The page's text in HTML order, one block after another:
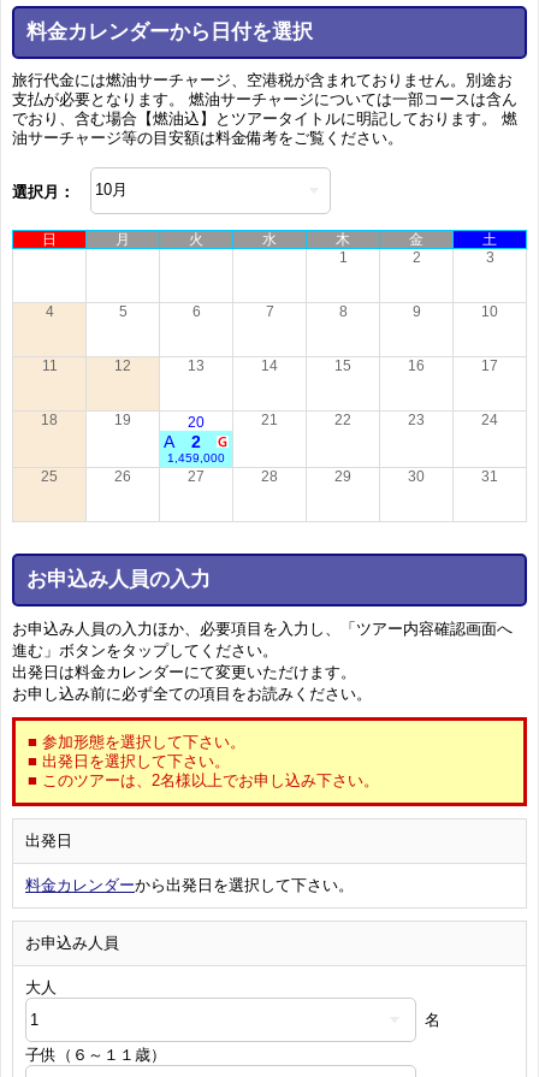
料金カレンダーから日付を選択
旅行代金には燃油サーチャージ、空港税が含まれておりません。別途お
支払が必要となります。 燃油サーチャージについては一部コースは含ん
でおり、含む場合【燃油込】とツアータイトルに明記しております。 燃
油サーチャージ等の目安額は料金備考をご覧ください。
選択月：
日 月 火 水 木 金
土
1
2 3
4 5 6 7 8 9 10
11 12 13 14 15 16 17
18 19 20
2
A
1,459,000
21 22 23 24
25 26 27 28 29 30 31
お申込み人員の入力
お申込み人員の入力ほか、必要項目を入力し、「ツアー内容確認画面へ
進む」ボタンをタップしてください。
出発日は料金カレンダーにて変更いただけます。
お申し込み前に必ず全ての項目をお読みください。
■ 参加形態を選択して下さい。
■ 出発日を選択して下さい。
■ このツアーは、2名様以上でお申し込み下さい。
出発日
料金カレンダーから出発日を選択して下さい。
お申込み人員
大人
名
子供（６～１１歳）